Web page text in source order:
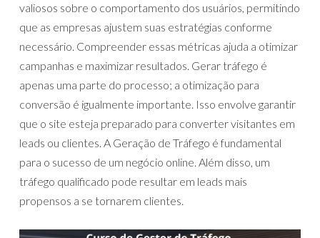
valiosos sobre o comportamento dos usuários, permitindo
que as empresas ajustem suas estratégias conforme
necessário. Compreender essas métricas ajuda a otimizar
campanhas e maximizar resultados. Gerar tráfego é
apenas uma parte do processo; a otimização para
conversão é igualmente importante. Isso envolve garantir
que o site esteja preparado para converter visitantes em
leads ou clientes. A Geração de Tráfego é fundamental
para o sucesso de um negócio online. Além disso, um
tráfego qualificado pode resultar em leads mais
propensos a se tornarem clientes.